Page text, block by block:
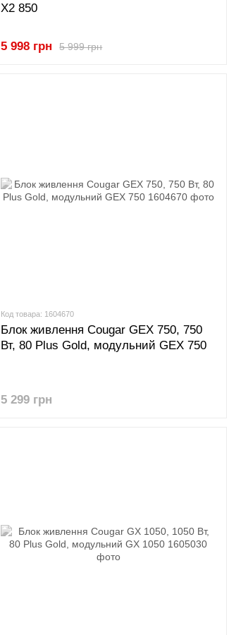
X2 850
5 999 грн
5 998 грн
Код товара: 1604670
Блок живлення Cougar GEX 750, 750
Вт, 80 Plus Gold, модульний GEX 750
5 299 грн